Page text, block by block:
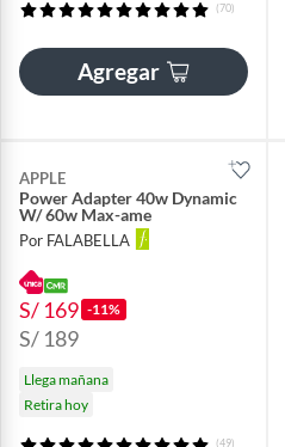
(70)
Agregar
APPLE
Power Adapter 40w Dynamic
W/ 60w Max-ame
Por FALABELLA
S/ 169 -11%
S/ 189
Llega mañana
Retira hoy
(49)